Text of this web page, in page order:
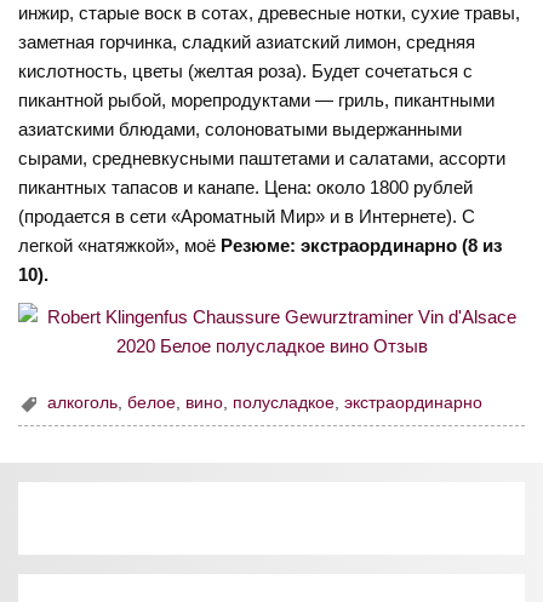
инжир, старые воск в сотах, древесные нотки, сухие травы,
заметная горчинка, сладкий азиатский лимон, средняя
кислотность, цветы (желтая роза). Будет сочетаться с
пикантной рыбой, морепродуктами — гриль, пикантными
азиатскими блюдами, солоноватыми выдержанными
сырами, средневкусными паштетами и салатами, ассорти
пикантных тапасов и канапе. Цена: около 1800 рублей
(продается в сети «Ароматный Мир» и в Интернете). С
легкой «натяжкой», моё Резюме: экстраординарно (8 из
10).
алкоголь,белое, вино, полусладкое,экстраординарно